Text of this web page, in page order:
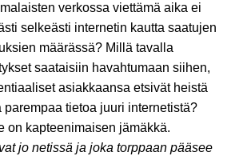
verkossa viettämä aika ei
selkeästi internetin kautta saatujen
määrässä? Millä tavalla
saataisiin havahtumaan siihen,
asiakkaansa etsivät heistä
tietoa juuri internetistä?
on kapteenimaisen jämäkkä.
jo netissä ja joka torppaan pääsee